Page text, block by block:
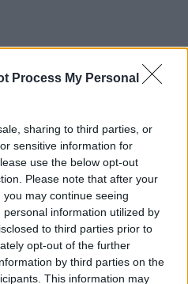
Process My Personal
sharing to third parties, or
sensitive information for
use the below opt-out
Please note that after your
may continue seeing
information utilized by
to third parties prior to
opt-out of the further
by third parties on the
This information may
marraskuussa